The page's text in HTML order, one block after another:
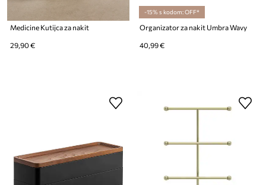
Medicine Kutijca za nakit
29,90 €
-15% s kodom: OFF*
Organizator za nakit Umbra Wavy
40,99 €